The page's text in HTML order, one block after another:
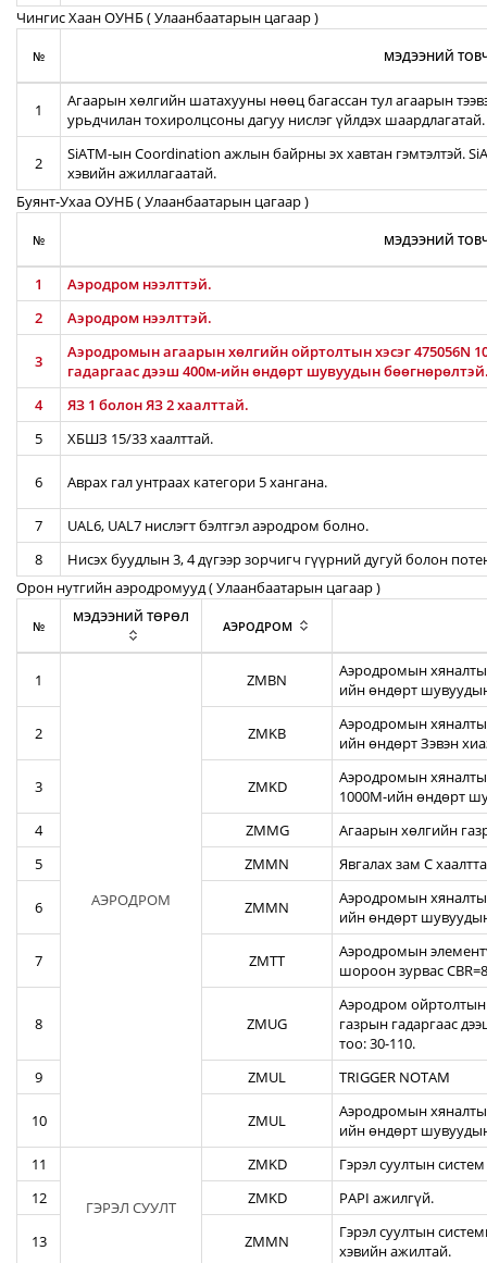
Чингис Хаан ОУНБ ( Улаанбаатарын цагаар )
№ МЭДЭЭНИЙ
1
Агаарын хөлгийн шатахууны нөөц багассан тул агаарын
урьдчилан тохиролцсоны дагуу нислэг үйлдэх шаардлагатай.
2
SiATM-ын Coordination ажлын байрны эх хавтан гэмтэлтэй.
хэвийн ажиллагаатай.
Буянт-Ухаа ОУНБ ( Улаанбаатарын цагаар )
№ МЭДЭЭНИЙ
1
Аэродром нээлттэй.
2
Аэродром нээлттэй.
3
Аэродромын агаарын хөлгийн ойртолтын хэсэг 475056N
гадаргаас дээш 400м-ийн өндөрт шувуудын
4
ЯЗ 1 болон ЯЗ 2 хаалттай.
5
ХБШЗ 15/33 хаалттай.
6 Аврах гал унтраах категори 5 хангана.
7
UAL6, UAL7 нислэгт бэлтгэл аэродром болно.
8
Нисэх буудлын 3, 4 дүгээр зорчигч гүүрний дугуй болон
Орон нутгийн аэродромууд ( Улаанбаатарын цагаар )
№
МЭДЭЭНИЙ ТӨРӨЛ
АЭРОДРОМ
1
АЭРОДРОМ
ZMBN
Аэродромын
ийн өндөрт
2 ZMKB
Аэродромын
ийн өндөрт Зэвэн
3 ZMKD
Аэродромын
1000М-ийн өндөрт
4
ZMMG
Агаарын хөлгийн
5
ZMMN Явгалах зам С
6 ZMMN
Аэродромын
ийн өндөрт
7 ZMTT
Аэродромын
шороон зурвас
8 ZMUG
Аэродром ойртолтын
газрын гадаргаас
тоо: 30-110.
9
ZMUL TRIGGER NOTAM
10 ZMUL
Аэродромын
ийн өндөрт
11
ГЭРЭЛ СУУЛТ
ZMKD
Гэрэл суултын
12
ZMKD PAPI ажилгүй.
13 ZMMN
Гэрэл суултын
хэвийн ажилтай.